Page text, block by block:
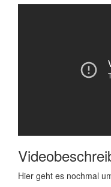
Hier geht es nochmal